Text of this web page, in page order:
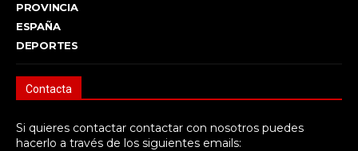
PROVINCIA
ESPAÑA
DEPORTES
Contacta
Si quieres contactar contactar con nosotros puedes
hacerlo a través de los siguientes emails: